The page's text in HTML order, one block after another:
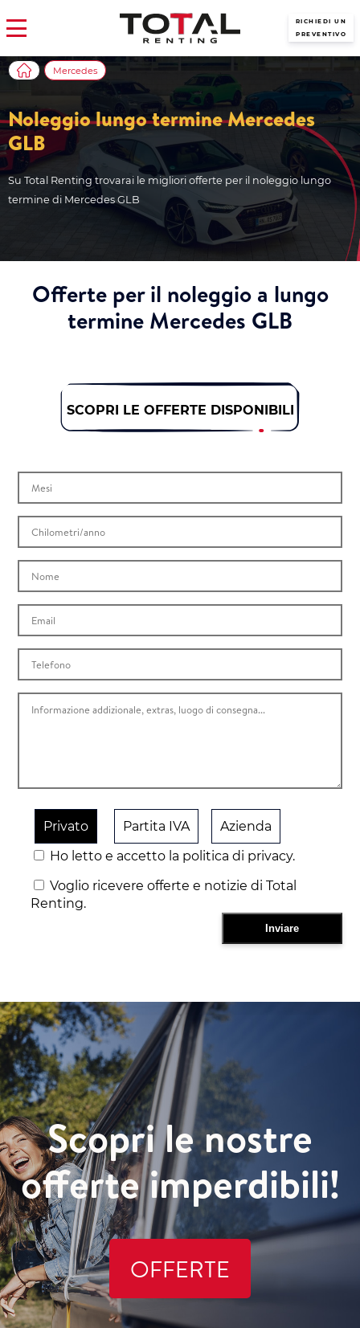
RICHIEDI UN
PREVENTIVO
Noleggio lungo termine Mercedes
GLB
Su Total Renting trovarai le migliori offerte per il noleggio lungo
termine di Mercedes GLB
Mercedes
Offerte per il noleggio a lungo
termine Mercedes GLB
SCOPRI LE OFFERTE DISPONIBILI
Privato Partita IVA
Azienda
Ho letto e accetto la politica di privacy.
Voglio ricevere offerte e notizie di Total
Renting.
Scopri le nostre
offerte imperdibili!
OFFERTE